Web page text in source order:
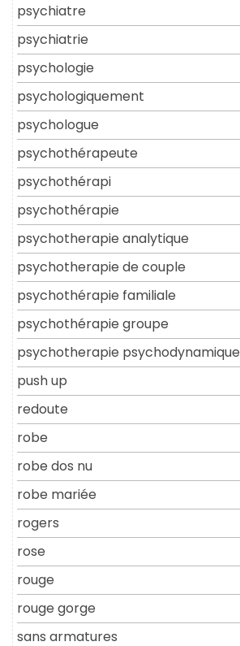
psychiatre
psychiatrie
psychologie
psychologiquement
psychologue
psychothérapeute
psychothérapi
psychothérapie
psychotherapie analytique
psychotherapie de couple
psychothérapie familiale
psychothérapie groupe
psychotherapie psychodynamique
push up
redoute
robe
robe dos nu
robe mariée
rogers
rose
rouge
rouge gorge
sans armatures